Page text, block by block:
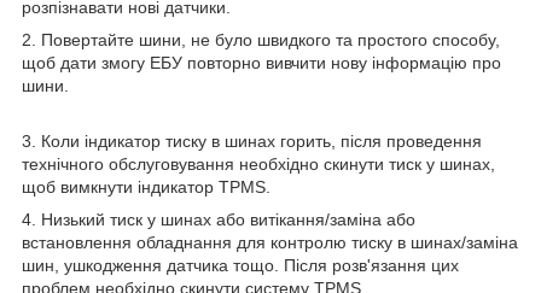
розпізнавати нові датчики.
2. Повертайте шини, не було швидкого та простого способу,
щоб дати змогу ЕБУ повторно вивчити нову інформацію про
шини.
3. Коли індикатор тиску в шинах горить, після проведення
технічного обслуговування необхідно скинути тиск у шинах,
щоб вимкнути індикатор TPMS.
4. Низький тиск у шинах або витікання/заміна або
встановлення обладнання для контролю тиску в шинах/заміна
шин, ушкодження датчика тощо. Після розв'язання цих
проблем необхідно скинути систему TPMS.